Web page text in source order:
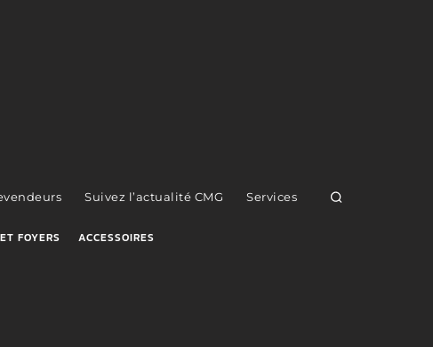
Suivez l’actualité CMG Services
FOYERS ACCESSOIRES